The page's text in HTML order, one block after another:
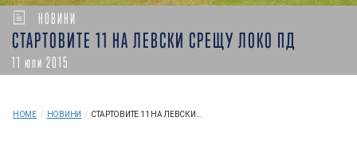
НОВИНИ
СТАРТОВИТЕ 11 НА ЛЕВСКИ СРЕЩУ ЛОКО ПД
11 юли 2015
HOME / НОВИНИ / СТАРТОВИТЕ 11 НА ЛЕВСКИ...